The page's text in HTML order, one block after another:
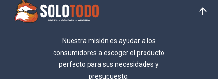
Nuestra misión es ayudar a los
consumidores a escoger el producto
perfecto para sus necesidades y
presupuesto.